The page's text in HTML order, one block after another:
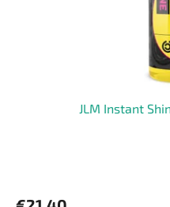
JLM Instant